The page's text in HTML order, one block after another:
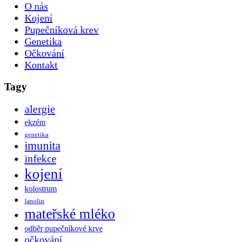
O nás
Kojení
Pupečníková krev
Genetika
Očkování
Kontakt
Tagy
alergie
ekzém
genetika
imunita
infekce
kojení
kolostrum
lanolin
mateřské mléko
odběr pupečníkové krve